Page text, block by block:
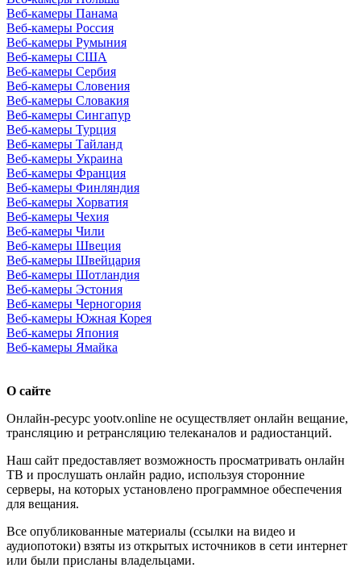
Веб-камеры Панама
Веб-камеры Россия
Веб-камеры Румыния
Веб-камеры США
Веб-камеры Сербия
Веб-камеры Словения
Веб-камеры Словакия
Веб-камеры Сингапур
Веб-камеры Турция
Веб-камеры Тайланд
Веб-камеры Украина
Веб-камеры Франция
Веб-камеры Финляндия
Веб-камеры Хорватия
Веб-камеры Чехия
Веб-камеры Чили
Веб-камеры Швеция
Веб-камеры Швейцария
Веб-камеры Шотландия
Веб-камеры Эстония
Веб-камеры Черногория
Веб-камеры Южная Корея
Веб-камеры Япония
Веб-камеры Ямайка
О сайте
Онлайн-ресурс yootv.online не осуществляет онлайн вещание,
трансляцию и ретрансляцию телеканалов и радиостанций.
Наш сайт предоставляет возможность просматривать онлайн
ТВ и прослушать онлайн радио, используя сторонние
серверы, на которых установлено программное обеспечения
для вещания.
Все опубликованные материалы (ссылки на видео и
аудиопотоки) взяты из открытых источников в сети интернет
или были присланы владельцами.